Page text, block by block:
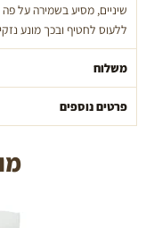
שיניים, מסיע בשמירה על
ללעוס לחטיף ובכך מונע
משלוח
פרטים נוספים